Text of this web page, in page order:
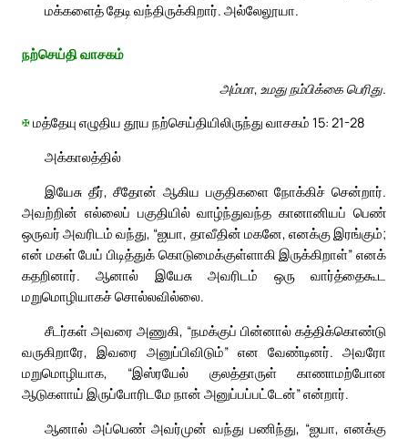
மக்களைத் தேடி வந்திருக்கிறார். அல்லேலூயா.
நற்செய்தி வாசகம்
அம்மா, உமது நம்பிக்கை பெரிது.
✠மத்தேயு எழுதிய தூய நற்செய்தியிலிருந்து வாசகம் 15: 21-28
அக்காலத்தில்
இயேசு தீர், சீதோன் ஆகிய பகுதிகளை நோக்கிச் சென்றார்.
அவற்றின் எல்லைப் பகுதியில் வாழ்ந்துவந்த கானானியப் பெண்
ஒருவர் அவரிடம் வந்து, “ஐயா, தாவீதின் மகனே, எனக்கு இரங்கும்;
என் மகள் பேய் பிடித்துக் கொடுமைக்குள்ளாகி இருக்கிறாள்” எனக்
கதறினார். ஆனால் இயேசு அவரிடம் ஒரு வார்த்தைகூட
மறுமொழியாகச் சொல்லவில்லை.
சீடர்கள் அவரை அணுகி, “நமக்குப் பின்னால் கத்திக்கொண்டு
வருகிறாரே, இவரை அனுப்பிவிடும்” என வேண்டினர். அவரோ
மறுமொழியாக, “இஸ்ரயேல் குலத்தாருள் காணாமற்போன
ஆடுகளாய் இருப்போரிடமே நான் அனுப்பப்பட்டேன்” என்றார்.
ஆனால் அப்பெண் அவர்முன் வந்து பணிந்து, “ஐயா, எனக்கு